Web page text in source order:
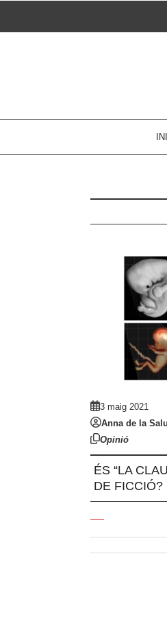
3 maig 2021
Anna de la
Opinió
ÉS “LA
DE FICCIÓ?